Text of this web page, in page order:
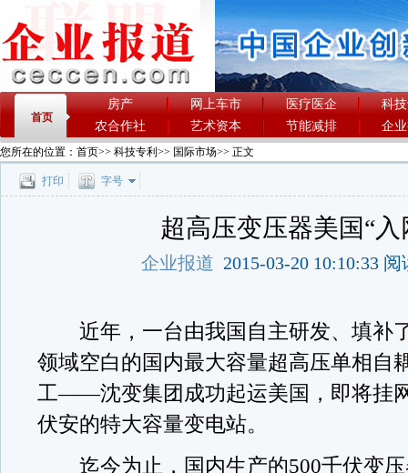
首页
房产 网上车市 医疗医企
科
农合作社
艺术资本 节能减排 企
您所在的位置： 首页>> 科技专利 >> 国际市场>> 正文
打印 字号
超高压变压器美国“入
企业报道 2015-03-20 10:10:33
近年，一台由我国自主研发、填补
领域空白的国内最大容量超高压单相自
工——沈变集团成功起运美国，即将挂
伏安的特大容量变电站。
迄今为止，国内生产的500千伏变压